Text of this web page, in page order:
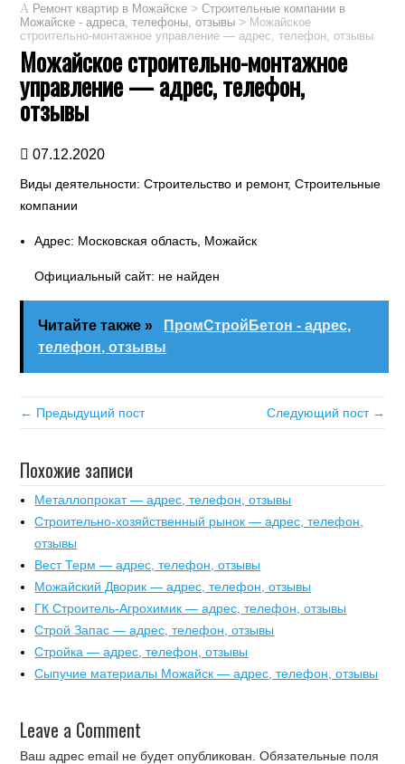
Ремонт квартир в Можайске >Строительные компании в
Можайске - адреса, телефоны, отзывы > Можайское
строительно-монтажное управление — адрес, телефон, отзывы
Можайское строительно-монтажное
управление — адрес, телефон,
отзывы
07.12.2020
Виды деятельности: Строительство и ремонт, Строительные
компании
Адрес: Московская область, Можайск
Официальный сайт: не найден
Читайте также »
ПромСтройБетон - адрес,
телефон, отзывы
← Предыдущий пост Следующий пост →
Похожие записи
Металлопрокат — адрес, телефон, отзывы
Строительно-хозяйственный рынок — адрес, телефон,
отзывы
Вест Терм — адрес, телефон, отзывы
Можайский Дворик — адрес, телефон, отзывы
ГК Строитель-Агрохимик — адрес, телефон, отзывы
Строй Запас — адрес, телефон, отзывы
Стройка — адрес, телефон, отзывы
Сыпучие материалы Можайск — адрес, телефон, отзывы
Leave a Comment
Ваш адрес email не будет опубликован. Обязательные поля